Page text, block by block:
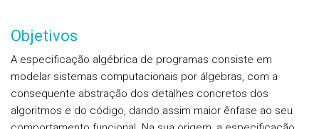
Objetivos
A especificação algébrica de programas consiste em
modelar sistemas computacionais por álgebras, com a
consequente abstração dos detalhes concretos dos
algoritmos e do código, dando assim maior ênfase ao seu